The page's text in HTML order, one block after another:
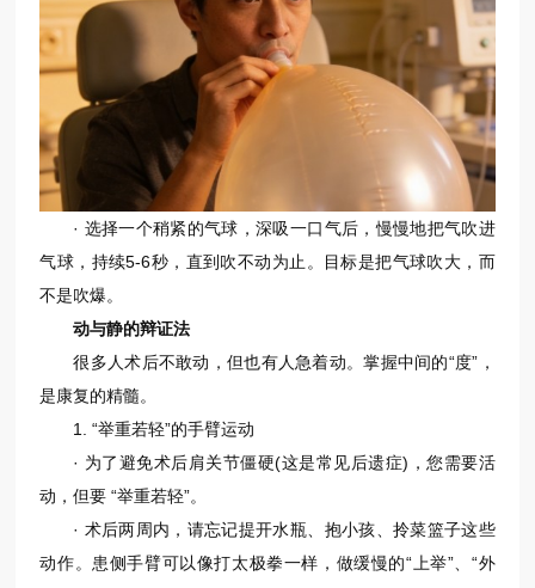
· 选择一个稍紧的气球，深吸一口气后，慢慢地把气吹进
气球，持续5-6秒，直到吹不动为止。目标是把气球吹大，而
不是吹爆。
动与静的辩证法
很多人术后不敢动，但也有人急着动。掌握中间的“度”，
是康复的精髓。
1. “举重若轻”的手臂运动
· 为了避免术后肩关节僵硬(这是常见后遗症)，您需要活
动，但要 “举重若轻”。
· 术后两周内，请忘记提开水瓶、抱小孩、拎菜篮子这些
动作。患侧手臂可以像打太极拳一样，做缓慢的“上举”、“外